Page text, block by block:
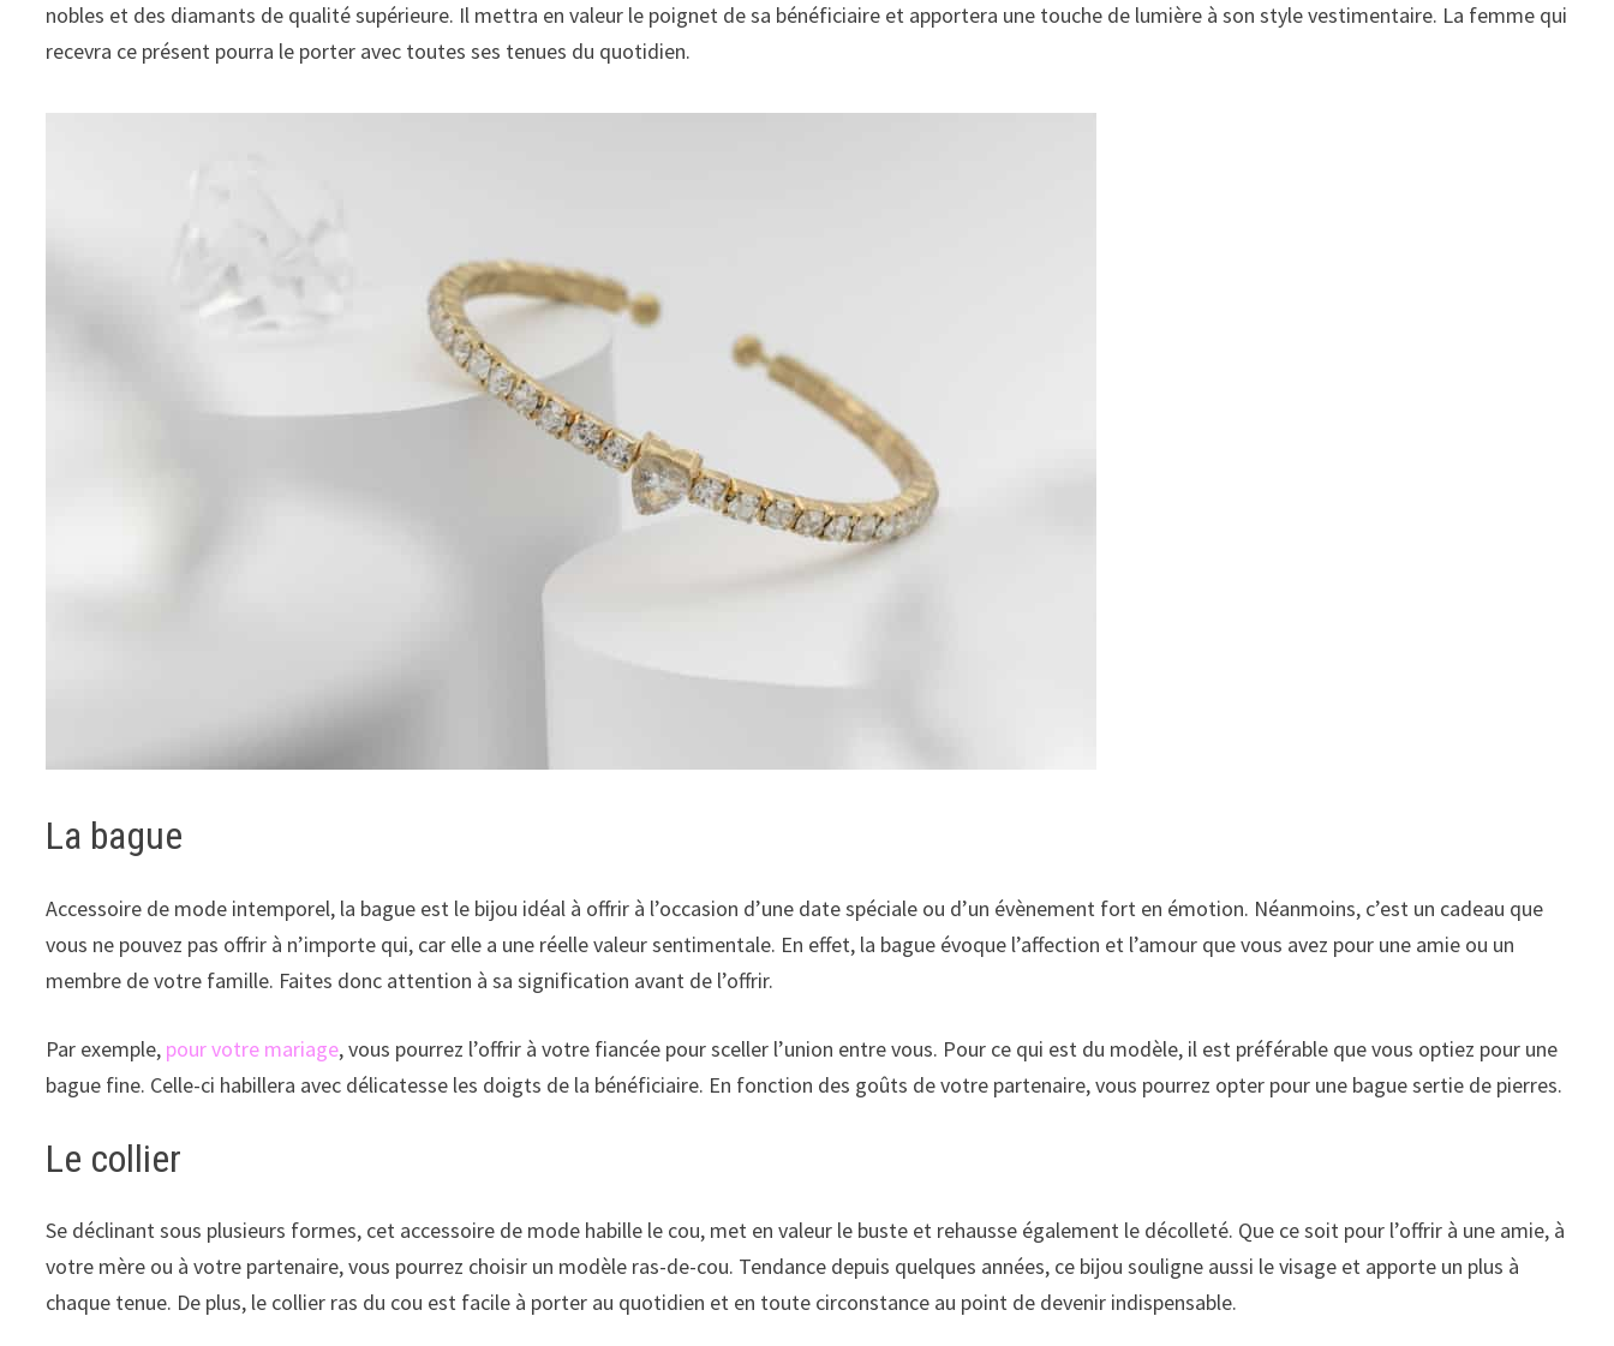
nobles et des diamants de qualité supérieure. Il mettra en valeur le poignet de sa bénéficiaire et apportera une touche de lumière à son style vestimentaire. La femme qui
recevra ce présent pourra le porter avec toutes ses tenues du quotidien.
La bague
Accessoire de mode intemporel, la bague est le bijou idéal à offrir à l’occasion d’une date spéciale ou d’un évènement fort en émotion. Néanmoins, c’est un cadeau que
vous ne pouvez pas offrir à n’importe qui, car elle a une réelle valeur sentimentale. En effet, la bague évoque l’affection et l’amour que vous avez pour une amie ou un
membre de votre famille. Faites donc attention à sa signification avant de l’offrir.
Par exemple, pour votre mariage, vous pourrez l’offrir à votre fiancée pour sceller l’union entre vous. Pour ce qui est du modèle, il est préférable que vous optiez pour une
bague fine. Celle-ci habillera avec délicatesse les doigts de la bénéficiaire. En fonction des goûts de votre partenaire, vous pourrez opter pour une bague sertie de pierres.
Le collier
Se déclinant sous plusieurs formes, cet accessoire de mode habille le cou, met en valeur le buste et rehausse également le décolleté. Que ce soit pour l’offrir à une amie, à
votre mère ou à votre partenaire, vous pourrez choisir un modèle ras-de-cou. Tendance depuis quelques années, ce bijou souligne aussi le visage et apporte un plus à
chaque tenue. De plus, le collier ras du cou est facile à porter au quotidien et en toute circonstance au point de devenir indispensable.